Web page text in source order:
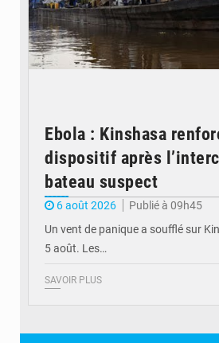
Ebola : Kinshasa
dispositif après
bateau suspect
6 août 2026
Publié à 09h45
Un vent de panique a soufflé sur
5 août. Les…
SAVOIR PLUS